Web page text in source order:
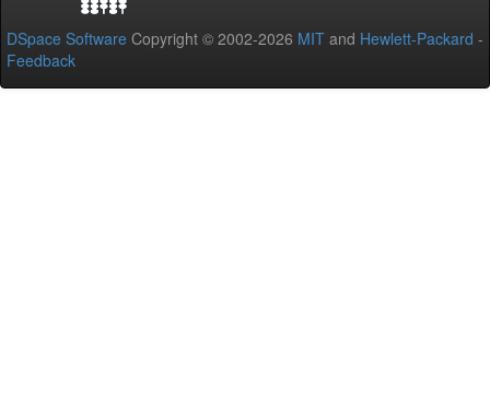
DSpace Software Copyright © 2002-2026 MIT and Hewlett-Packard -
Feedback